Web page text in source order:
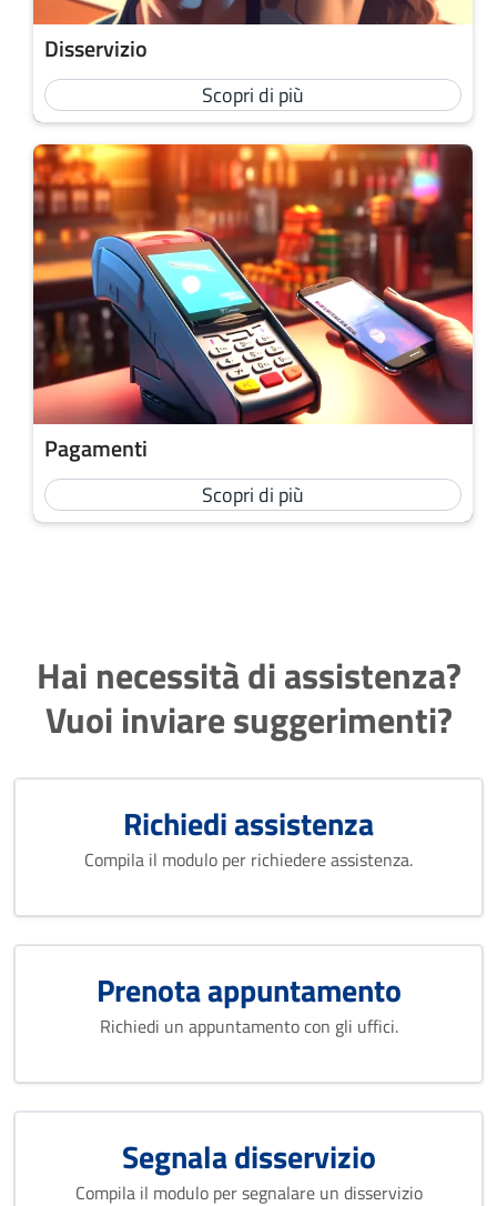
Disservizio
Scopri di più
Pagamenti
Scopri di più
Hai necessità di assistenza?
Vuoi inviare suggerimenti?
Richiedi assistenza
Compila il modulo per richiedere assistenza.
Prenota appuntamento
Richiedi un appuntamento con gli uffici.
Segnala disservizio
Compila il modulo per segnalare un disservizio